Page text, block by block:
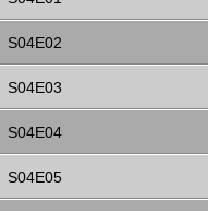
S04E02
S04E03
S04E04
S04E05